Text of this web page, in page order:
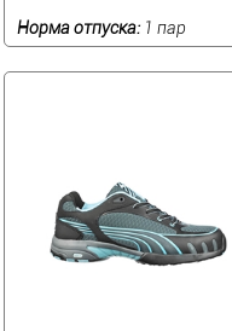
Норма отпуска: 1 пар